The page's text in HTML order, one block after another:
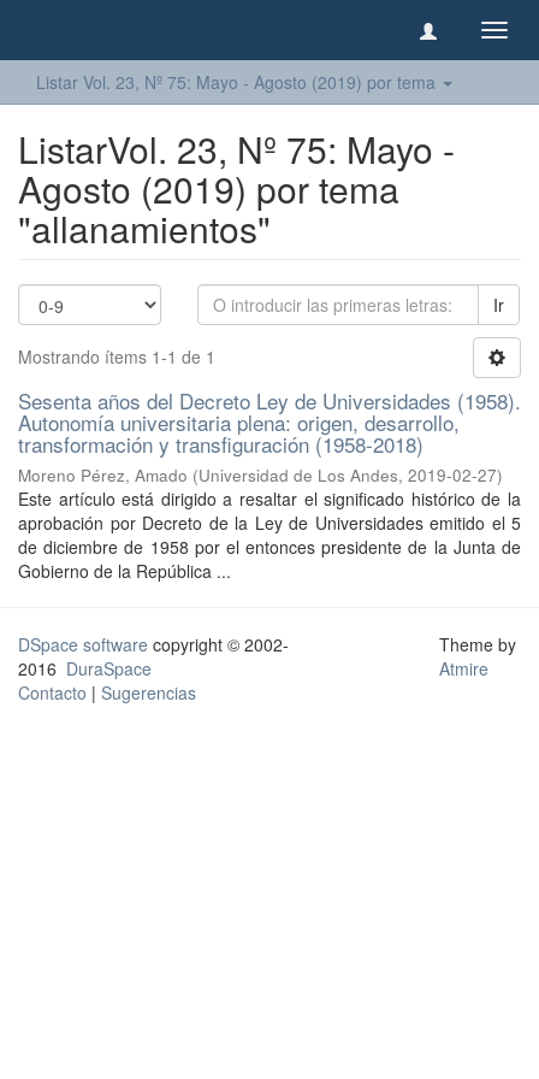
Listar Vol. 23, Nº 75: Mayo - Agosto (2019) por tema
ListarVol. 23, Nº 75: Mayo -
Agosto (2019) por tema
"allanamientos"
Ir
Mostrando ítems 1-1 de 1
Sesenta años del Decreto Ley de Universidades (1958).
Autonomía universitaria plena: origen, desarrollo,
transformación y transfiguración (1958-2018)
Moreno Pérez, Amado (Universidad de Los Andes, 2019-02-27)
Este artículo está dirigido a resaltar el significado histórico de la
aprobación por Decreto de la Ley de Universidades emitido el 5
de diciembre de 1958 por el entonces presidente de la Junta de
Gobierno de la República ...
DSpace software copyright © 2002-
2016 DuraSpace
Contacto | Sugerencias
Theme by
Atmire